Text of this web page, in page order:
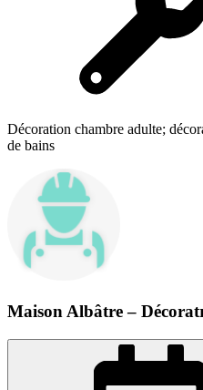
Décoration chambre adulte;
de bains
Maison Albâtre –